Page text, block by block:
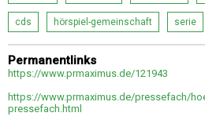
cds hörspiel-gemeinschaft serie
Permanentlinks
https://www.prmaximus.de/121943
https://www.prmaximus.de/pressefach/
pressefach.html